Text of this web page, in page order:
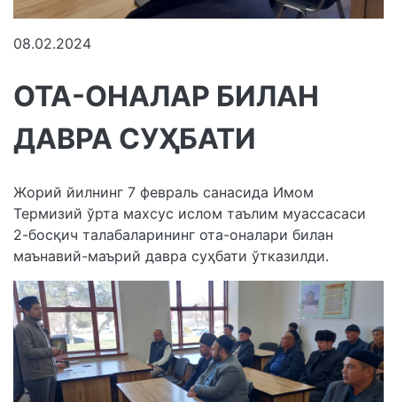
08.02.2024
ОТА-ОНАЛАР БИЛАН
ДАВРА СУҲБАТИ
Жорий йилнинг 7 февраль санасида Имом
Термизий ўрта махсус ислом таълим муассасаси
2-босқич талабаларининг ота-оналари билан
маънавий-маърий давра суҳбати ўтказилди.